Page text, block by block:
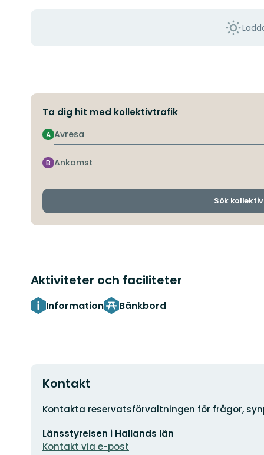
Ta dig hit med kollektivtrafik
Avresa
A
Ankomst
B
Sök
Aktiviteter och faciliteter
Information Bänkbord
Kontakt
Adress
Kontakta reservatsförvaltningen för frågor,
postadress
Länsstyrelsen i Hallands län
Kontakt via e-post